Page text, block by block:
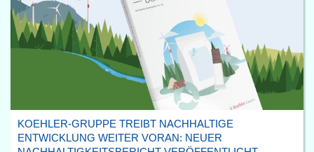
KOEHLER-GRUPPE TREIBT NACHHALTIGE
ENTWICKLUNG WEITER VORAN: NEUER